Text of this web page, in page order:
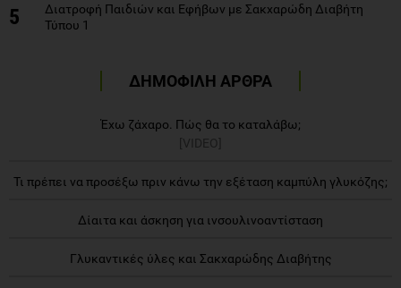
5
Διατροφή Παιδιών και Εφήβων με Σακχαρώδη Διαβήτη
Τύπου 1
ΔΗΜΟΦΙΛΗ ΑΡΘΡΑ
Έχω ζάχαρο. Πώς θα το καταλάβω;
[VIDEO]
Τι πρέπει να προσέξω πριν κάνω την εξέταση καμπύλη γλυκόζης;
Δίαιτα και άσκηση για ινσουλινοαντίσταση
Γλυκαντικές ύλες και Σακχαρώδης Διαβήτης